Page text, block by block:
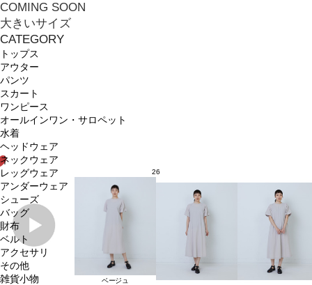
COMING SOON
大きいサイズ
CATEGORY
トップス
アウター
パンツ
スカート
ワンピース
オールインワン・サロペット
水着
ヘッドウェア
ネックウェア
レッグウェア
アンダーウェア
シューズ
バッグ
財布
ベルト
アクセサリ
その他
雑貨小物
26
ベージュ